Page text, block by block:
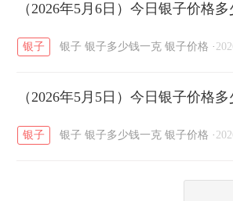
（2026年5月6日）今日银子价格
银子 银子 银子多少钱一克 银子价格 ·
（2026年5月5日）今日银子价格
银子 银子 银子多少钱一克 银子价格 ·